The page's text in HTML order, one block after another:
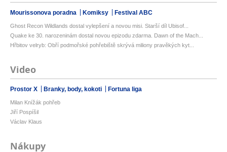
Mourissonova poradna Komiksy Festival ABC
Ghost Recon Wildlands dostal vylepšení a novou misi. Starší díl Ubisof...
Quake ke 30. narozeninám dostal novou epizodu zdarma. Dawn of the Mach...
Hřbitov velryb: Obří podmořské pohřebiště skrývá miliony pravěkých kyt...
Video
Prostor X Branky, body, kokoti Fortuna liga
Milan Knížák pohřeb
Jiří Pospíšil
Václav Klaus
Nákupy